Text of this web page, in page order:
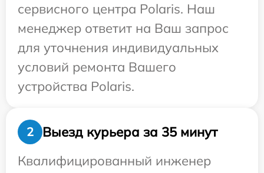
сервисного центра Polaris. Наш
менеджер ответит на Ваш запрос
для уточнения индивидуальных
условий ремонта Вашего
устройства Polaris.
2
Выезд курьера за 35 минут
Квалифицированный инженер